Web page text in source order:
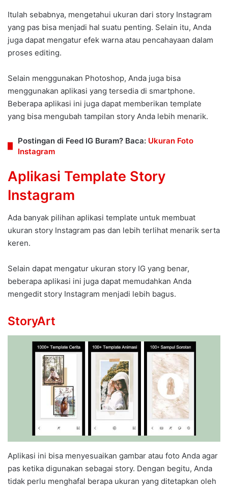
Itulah sebabnya, mengetahui ukuran dari story Instagram
yang pas bisa menjadi hal suatu penting. Selain itu, Anda
juga dapat mengatur efek warna atau pencahayaan dalam
proses editing.
Selain menggunakan Photoshop, Anda juga bisa
menggunakan aplikasi yang tersedia di smartphone.
Beberapa aplikasi ini juga dapat memberikan template
yang bisa mengubah tampilan story Anda lebih menarik.
Postingan di Feed IG Buram? Baca: Ukuran Foto
Instagram
Aplikasi Template Story
Instagram
Ada banyak pilihan aplikasi template untuk membuat
ukuran story Instagram pas dan lebih terlihat menarik serta
keren.
Selain dapat mengatur ukuran story IG yang benar,
beberapa aplikasi ini juga dapat memudahkan Anda
mengedit story Instagram menjadi lebih bagus.
StoryArt
Aplikasi ini bisa menyesuaikan gambar atau foto Anda agar
pas ketika digunakan sebagai story. Dengan begitu, Anda
tidak perlu menghafal berapa ukuran yang ditetapkan oleh